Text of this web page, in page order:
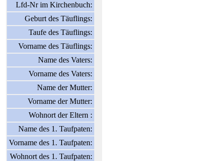
Lfd-Nr im Kirchenbuch:
Geburt des Täuflings:
Taufe des Täuflings:
Vorname des Täuflings:
Name des Vaters:
Vorname des Vaters:
Name der Mutter:
Vorname der Mutter:
Wohnort der Eltern :
Name des 1. Taufpaten:
Vorname des 1. Taufpaten:
Wohnort des 1. Taufpaten: